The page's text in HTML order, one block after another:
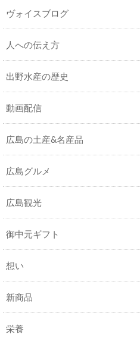
ヴォイスブログ
人への伝え方
出野水産の歴史
動画配信
広島の土産&名産品
広島グルメ
広島観光
御中元ギフト
想い
新商品
栄養